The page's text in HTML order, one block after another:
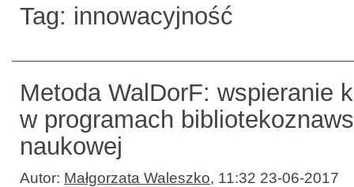
Tag: innowacyjność
Metoda WalDorF: wspieranie
w programach
naukowej
Autor: Małgorzata Waleszko, 11:32 23-06-2017